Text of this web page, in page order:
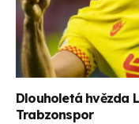
Dlouholetá hvězda
Trabzonspor